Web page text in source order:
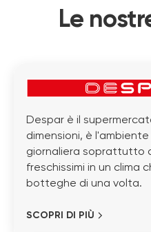
Le
Despar è il
dimensioni, è
giornaliera soprattutto
freschissimi in un clima
botteghe di una volta.
SCOPRI DI PIÙ